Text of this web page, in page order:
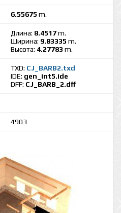
6.55675 m.
Длина: 8.4517m.
Ширина: 9.83335 m.
Высота: 4.27783 m.
TXD: CJ_BARB2.txd
IDE: gen_int5.ide
DFF: CJ_BARB_2.dff
4903